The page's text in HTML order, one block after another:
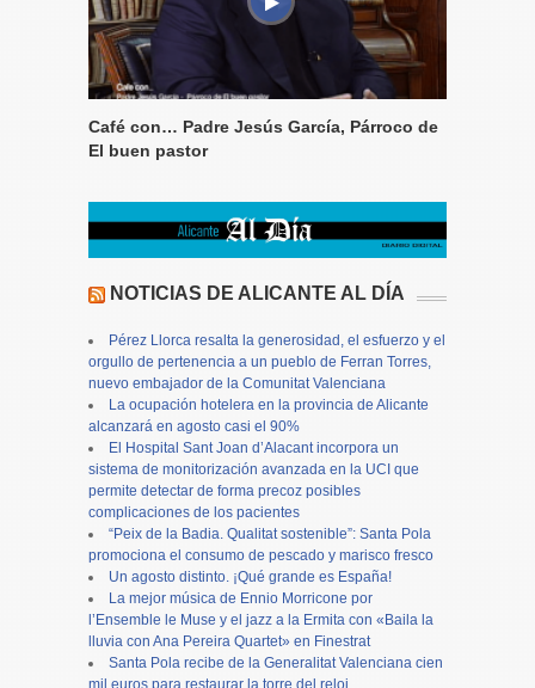
Café con… Padre Jesús García, Párroco de
El buen pastor
NOTICIAS DE ALICANTE AL DÍA
Pérez Llorca resalta la generosidad, el esfuerzo y el
orgullo de pertenencia a un pueblo de Ferran Torres,
nuevo embajador de la Comunitat Valenciana
La ocupación hotelera en la provincia de Alicante
alcanzará en agosto casi el 90%
El Hospital Sant Joan d’Alacant incorpora un
sistema de monitorización avanzada en la UCI que
permite detectar de forma precoz posibles
complicaciones de los pacientes
“Peix de la Badia. Qualitat sostenible”: Santa Pola
promociona el consumo de pescado y marisco fresco
Un agosto distinto. ¡Qué grande es España!
La mejor música de Ennio Morricone por
l’Ensemble le Muse y el jazz a la Ermita con «Baila la
lluvia con Ana Pereira Quartet» en Finestrat
Santa Pola recibe de la Generalitat Valenciana cien
mil euros para restaurar la torre del reloj